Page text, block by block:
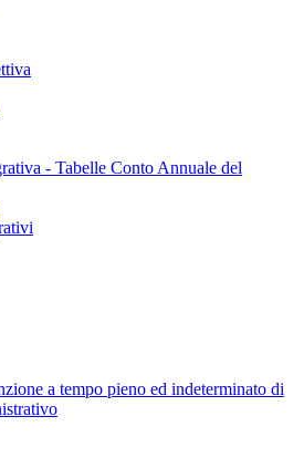
- Tabelle Conto Annuale del
a tempo pieno ed indeterminato di